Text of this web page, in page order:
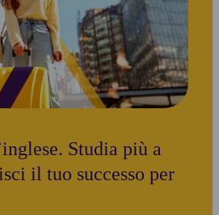
Studia più a
il tuo successo per